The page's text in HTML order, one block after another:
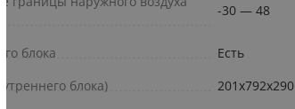
-30 — 48
блока
Есть
блока)
201x792x290